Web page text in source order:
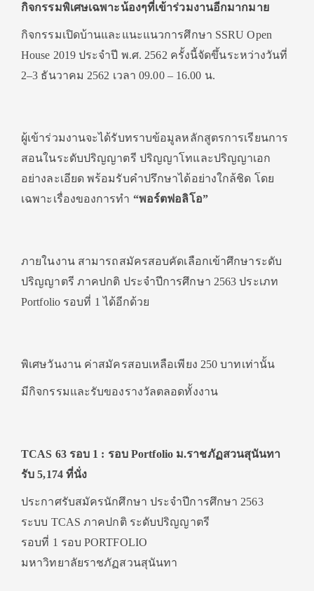
กิจกรรมพิเศษเฉพาะน้องๆที่เข้าร่วมงานอีกมากมาย
กิจกรรมเปิดบ้านและแนะแนวการศึกษา SSRU Open
House 2019 ประจำปี พ.ศ. 2562 ครั้งนี้จัดขึ้นระหว่างวันที่
2–3 ธันวาคม 2562 เวลา 09.00 – 16.00 น.
ผู้เข้าร่วมงานจะได้รับทราบข้อมูลหลักสูตรการเรียนการ
สอนในระดับปริญญาตรี ปริญญาโทและปริญญาเอก
อย่างละเอียด พร้อมรับคำปรึกษาได้อย่างใกล้ชิด โดย
เฉพาะเรื่องของการทำ “พอร์ตฟอลิโอ”
ภายในงาน สามารถสมัครสอบคัดเลือกเข้าศึกษาระดับ
ปริญญาตรี ภาคปกติ ประจำปีการศึกษา 2563 ประเภท
Portfolio รอบที่ 1 ได้อีกด้วย
พิเศษวันงาน ค่าสมัครสอบเหลือเพียง 250 บาทเท่านั้น
มีกิจกรรมและรับของรางวัลตลอดทั้งงาน
TCAS 63 รอบ 1 : รอบ Portfolio ม.ราชภัฏสวนสุนันทา
รับ 5,174 ที่นั่ง
ประกาศรับสมัครนักศึกษา ประจำปีการศึกษา 2563
ระบบ TCAS ภาคปกติ ระดับปริญญาตรี
รอบที่ 1 รอบ PORTFOLIO
มหาวิทยาลัยราชภัฏสวนสุนันทา